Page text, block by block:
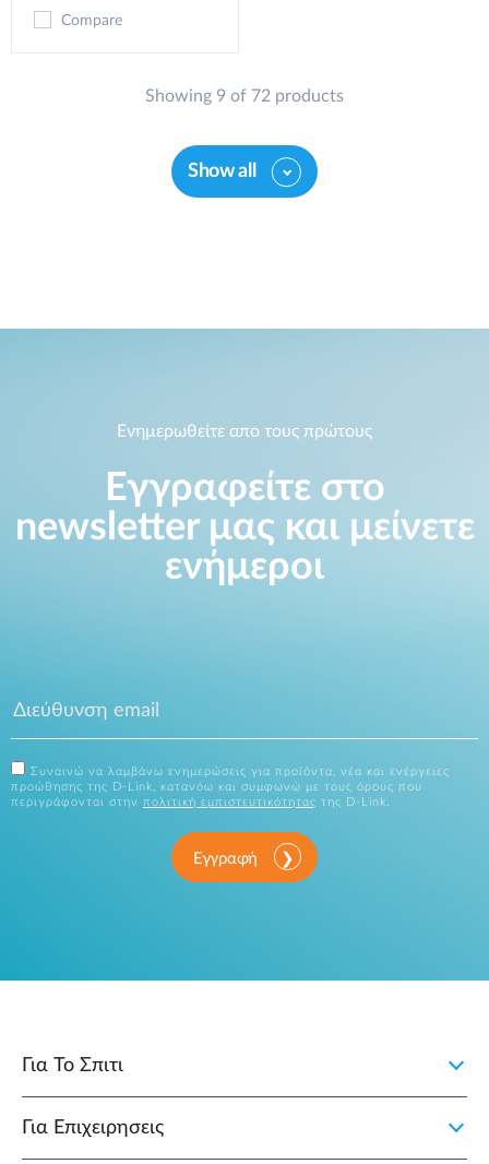
Compare
Showing 9 of 72 products
Show all
Ενημερωθείτε απο τους πρώτους
Εγγραφείτε στο
newsletter μας και μείνετε
ενήμεροι
Συναινώ να λαμβάνω ενημερώσεις για προϊόντα, νέα και ενέργειες
προώθησης της D-Link, κατανόω και συμφωνώ με τους όρους που
περιγράφονται στην πολιτική εμπιστευτικότητας της D-Link.
Εγγραφή
Για Το Σπιτι
Για Επιχειρησεις